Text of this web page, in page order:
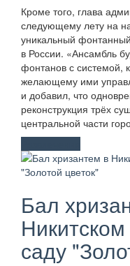
Кроме того, глава
следующему лету на
уникальный
в России. «Ансамбль
фонтанов с системой,
желающему ими
и добавил, что
реконструкция трёх
центральной части
Бал
саду